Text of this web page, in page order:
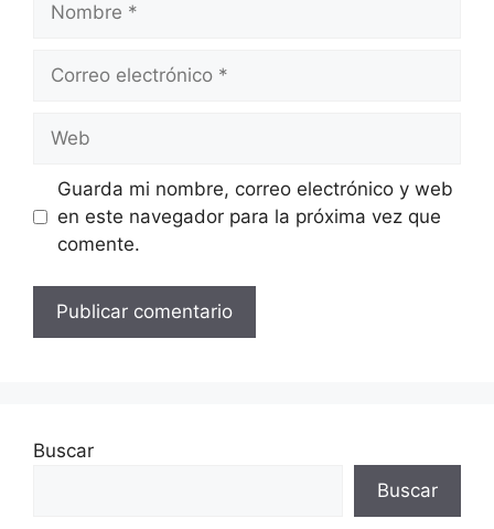
electrónico
Guarda mi nombre, correo electrónico y web
en este navegador para la próxima vez que
comente.
Buscar
Buscar